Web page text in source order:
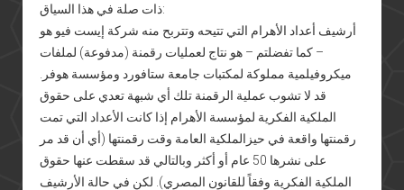
ذات صلة في هذا السياق:
أرشيف أعداد الأهرام التي تتيحه وتتربح منه شركة إيست فيو هو
– كما تفضلتم – هو نتاج لعمليات رقمنة (مدفوعة) لملفات
ميكروفيلمية مملوكة لمكتبات جامعة ستافورد ومؤسسة هوفر.
قد لا تشوب عملية الرقمنة تلك أي شبهة تعدي على حقوق
الملكية الفكرية لمؤسسة الأهرام إذا كانت الأعداد التي تمت
رقمنتها واقعة في حيزالملكية العامة وقت رقمنتها (أي أن قد مر
على نشرها 50 عام أو أكثر وبالتالي قد سقطت عنها حقوق
الملكية الفكرية وفقاً للقانون المصري). لكن في حالة الأرشيف